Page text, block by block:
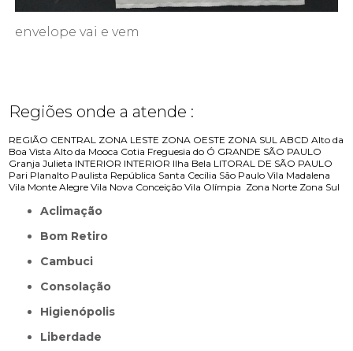
envelope vai e vem
Regiões onde a atende :
REGIÃO CENTRAL ZONA LESTE ZONA OESTE ZONA SUL ABCD Alto da
Boa Vista Alto da Mooca Cotia Freguesia do Ó GRANDE SÃO PAULO
Granja Julieta INTERIOR INTERIOR Ilha Bela LITORAL DE SÃO PAULO
Pari Planalto Paulista República Santa Cecília São Paulo Vila Madalena
Vila Monte Alegre Vila Nova Conceição Vila Olímpia Zona Norte Zona Sul
Aclimação
Bom Retiro
Cambuci
Consolação
Higienópolis
Liberdade